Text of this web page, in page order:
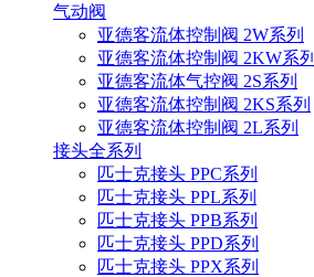
气动阀
亚德客流体控制阀 2W系列
亚德客流体控制阀 2KW系列
亚德客流体气控阀 2S系列
亚德客流体控制阀 2KS系列
亚德客流体控制阀 2L系列
接头全系列
匹士克接头 PPC系列
匹士克接头 PPL系列
匹士克接头 PPB系列
匹士克接头 PPD系列
匹士克接头 PPX系列